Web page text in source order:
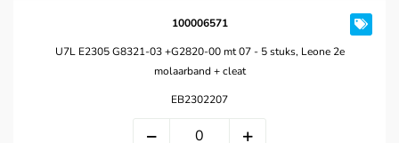
100006571
U7L E2305 G8321-03 +G2820-00 mt 07 - 5 stuks, Leone 2e
molaarband + cleat
EB2302207